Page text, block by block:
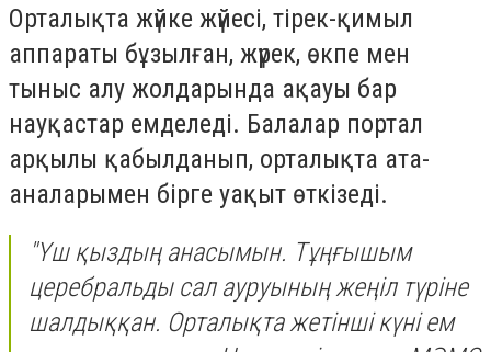
Орталықта жүйке жүйесі, тірек-қимыл
аппараты бұзылған, жүрек, өкпе мен
тыныс алу жолдарында ақауы бар
науқастар емделеді. Балалар портал
арқылы қабылданып, орталықта ата-
аналарымен бірге уақыт өткізеді.
"Үш қыздың анасымын. Тұңғышым
церебральды сал ауруының жеңіл түріне
шалдыққан. Орталықта жетінші күні ем